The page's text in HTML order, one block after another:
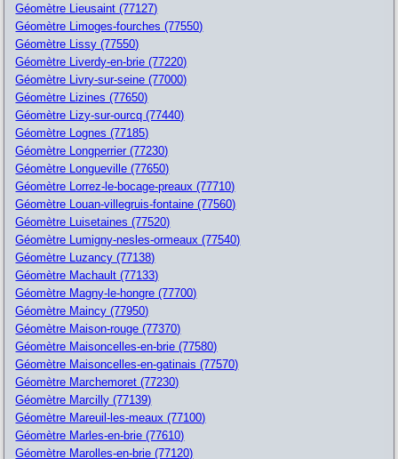
Géomètre Lieusaint (77127)
Géomètre Limoges-fourches (77550)
Géomètre Lissy (77550)
Géomètre Liverdy-en-brie (77220)
Géomètre Livry-sur-seine (77000)
Géomètre Lizines (77650)
Géomètre Lizy-sur-ourcq (77440)
Géomètre Lognes (77185)
Géomètre Longperrier (77230)
Géomètre Longueville (77650)
Géomètre Lorrez-le-bocage-preaux (77710)
Géomètre Louan-villegruis-fontaine (77560)
Géomètre Luisetaines (77520)
Géomètre Lumigny-nesles-ormeaux (77540)
Géomètre Luzancy (77138)
Géomètre Machault (77133)
Géomètre Magny-le-hongre (77700)
Géomètre Maincy (77950)
Géomètre Maison-rouge (77370)
Géomètre Maisoncelles-en-brie (77580)
Géomètre Maisoncelles-en-gatinais (77570)
Géomètre Marchemoret (77230)
Géomètre Marcilly (77139)
Géomètre Mareuil-les-meaux (77100)
Géomètre Marles-en-brie (77610)
Géomètre Marolles-en-brie (77120)